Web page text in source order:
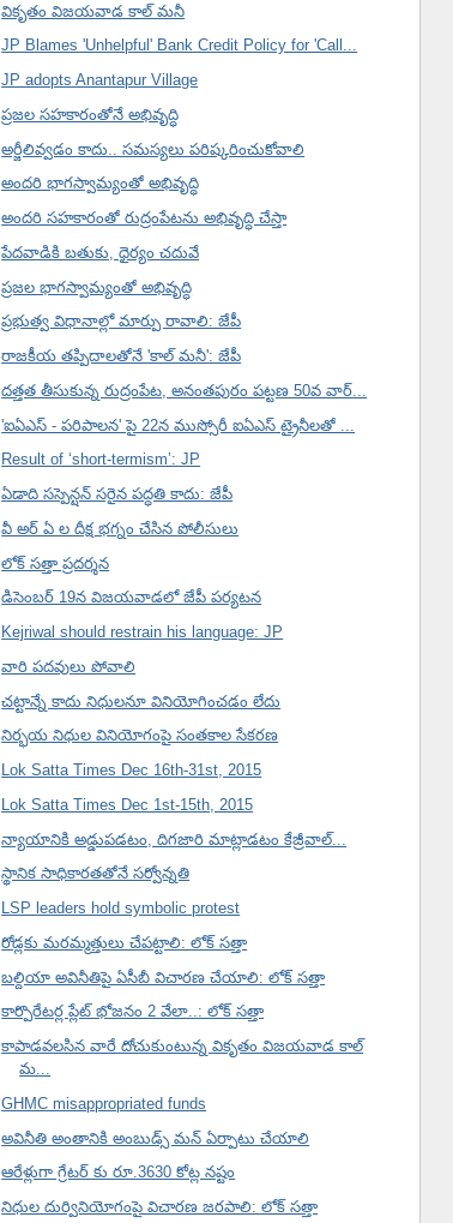
వికృతం విజయవాడ కాల్ మనీ
JP Blames 'Unhelpful' Bank Credit Policy for 'Call...
JP adopts Anantapur Village
ప్రజల సహకారంతోనే అభివృద్ధి
అర్జీలివ్వడం కాదు.. సమస్యలు పరిష్కరించుకోవాలి
అందరి భాగస్వామ్యంతో అభివృద్ధి
అందరి సహకారంతో రుద్రంపేటను అభివృద్ధి చేస్తా
పేదవాడికి బతుకు, ధైర్యం చదువే
ప్రజల భాగస్వామ్యంతో అభివృద్ధి
ప్రభుత్వ విధానాల్లో మార్పు రావాలి: జేపీ
రాజకీయ తప్పిదాలతోనే 'కాల్ మనీ': జేపీ
దత్తత తీసుకున్న రుద్రంపేట, అనంతపురం పట్టణ 50వ వార్...
'ఐఏఎస్ - పరిపాలన' పై 22న ముస్సోరీ ఐఏఎస్ ట్రైనీలతో ...
Result of ‘short-termism’: JP
ఏడాది సస్పెన్షన్ సరైన పద్ధతి కాదు: జేపీ
వీ అర్ ఏ ల దీక్ష భగ్నం చేసిన పోలీసులు
లోక్ సత్తా ప్రదర్శన
డిసెంబర్ 19న విజయవాడలో జేపీ పర్యటన
Kejriwal should restrain his language: JP
వారి పదవులు పోవాలి
చట్టాన్నే కాదు నిధులనూ వినియోగించడం లేదు
నిర్భయ నిధుల వినియోగంపై సంతకాల సేకరణ
Lok Satta Times Dec 16th-31st, 2015
Lok Satta Times Dec 1st-15th, 2015
న్యాయానికి అడ్డుపడటం, దిగజారి మాట్లాడటం కేజ్రీవాల్...
స్థానిక సాధికారతతోనే సర్వోన్నతి
LSP leaders hold symbolic protest
రోడ్లకు మరమ్మత్తులు చేపట్టాలి: లోక్ సత్తా
బల్దియా అవినీతిపై ఏసీబీ విచారణ చేయాలి: లోక్ సత్తా
కార్పొరేటర్ల ప్లేట్ భోజనం 2 వేలా..: లోక్ సత్తా
కాపాడవలసిన వారే దోచుకుంటున్న వికృతం విజయవాడ కాల్
మ...
GHMC misappropriated funds
అవినీతి అంతానికి అంబుడ్స్ మన్ ఏర్పాటు చేయాలి
ఆరేళ్లుగా గ్రేటర్ కు రూ.3630 కోట్ల నష్టం
నిధుల దుర్వినియోగంపై విచారణ జరపాలి: లోక్ సత్తా